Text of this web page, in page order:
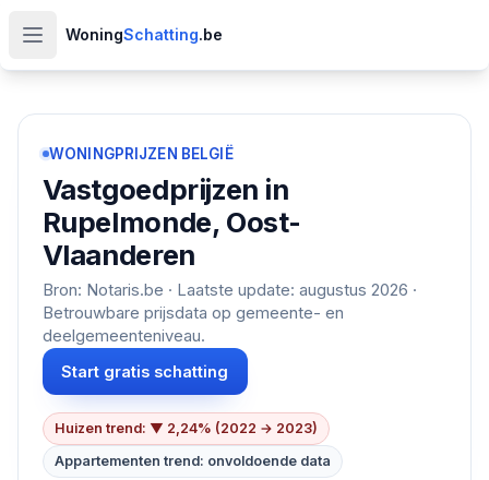
Open hoofdmenu
WoningSchatting.be
WONINGPRIJZEN BELGIË
Vastgoedprijzen in
Rupelmonde, Oost-
Vlaanderen
Bron: Notaris.be · Laatste update: augustus 2026 ·
Betrouwbare prijsdata op gemeente- en
deelgemeenteniveau.
Start gratis schatting
Huizen trend: ▼ 2,24% (2022 → 2023)
Appartementen trend: onvoldoende data